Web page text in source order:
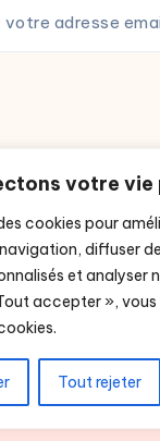
votre vie
cookies pour
diffuser
et analyser
accepter »,
Tout rejeter